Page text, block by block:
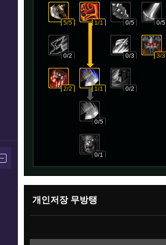
5/5 1/1 0/5 0/5
0/2 0/3 3/3
2/2 1/1 0/2
0/5
0/1
개인저장 무방탱